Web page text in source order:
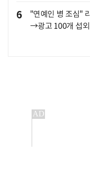
6
"연예인 병 조심"
→광고 100개 섭